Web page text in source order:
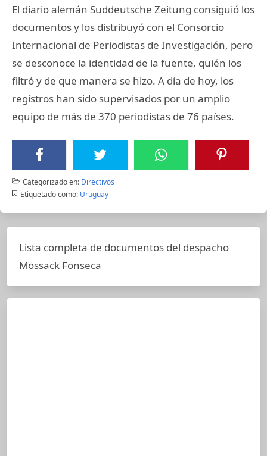
El diario alemán Suddeutsche Zeitung consiguió los
documentos y los distribuyó con el Consorcio
Internacional de Periodistas de Investigación, pero
se desconoce la identidad de la fuente, quién los
filtró y de que manera se hizo. A día de hoy, los
registros han sido supervisados por un amplio
equipo de más de 370 periodistas de 76 países.
Categorizado en: Directivos
Etiquetado como: Uruguay
Lista completa de documentos del despacho
Mossack Fonseca